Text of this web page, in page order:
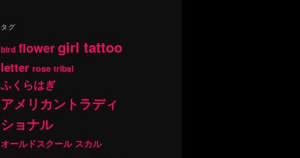
タグ
bird flowergirl tattoo
letter rose tribal
ふくらはぎ
アメリカントラディ
ショナル
オールドスクール スカル